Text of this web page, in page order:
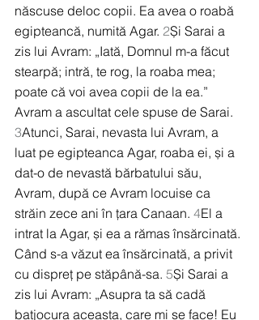
născuse deloc copii. Ea avea o roabă
egipteancă, numită Agar. 2Și Sarai a
zis lui Avram: „Iată, Domnul m-a făcut
stearpă; intră, te rog, la roaba mea;
poate că voi avea copii de la ea.”
Avram a ascultat cele spuse de Sarai.
3Atunci, Sarai, nevasta lui Avram, a
luat pe egipteanca Agar, roaba ei, și a
dat-o de nevastă bărbatului său,
Avram, după ce Avram locuise ca
străin zece ani în țara Canaan. 4El a
intrat la Agar, și ea a rămas însărcinată.
Când s-a văzut ea însărcinată, a privit
cu dispreț pe stăpână-sa. 5Și Sarai a
zis lui Avram: „Asupra ta să cadă
batjocura aceasta, care mi se face! Eu